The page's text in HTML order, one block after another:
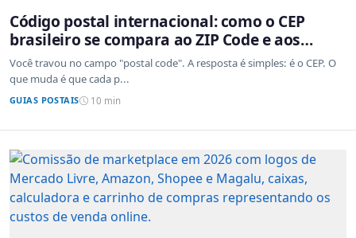
Código postal internacional: como o CEP
brasileiro se compara ao ZIP Code e aos
sistemas de outros países
Você travou no campo "postal code". A resposta é simples: é o CEP. O
que muda é que cada p...
GUIAS POSTAIS 10 min